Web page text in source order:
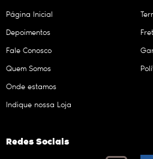
Página Inicial
Depoimentos
Fale Conosco
Quem Somos
Onde estamos
Indique nossa Loja
Redes Sociais